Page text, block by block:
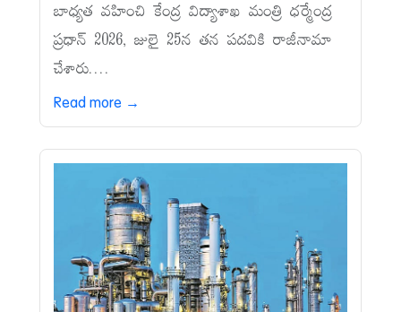
బాధ్యత వహించి కేంద్ర విద్యాశాఖ మంత్రి ధర్మేంద్ర
ప్రధాన్‌ 2026, జులై 25న తన పదవికి రాజీనామా
చేశారు....
Read more →